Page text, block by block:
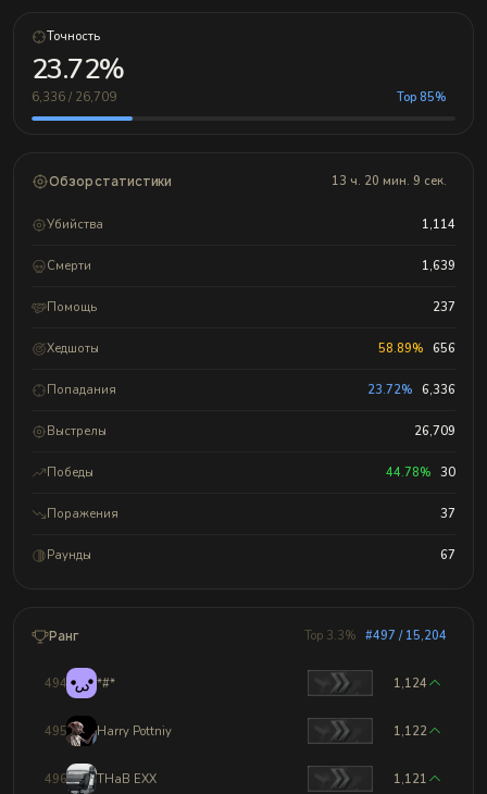
Точность
23.72%
6,336 / 26,709 Top 85%
Обзор статистики 13 ч. 20 мин. 9 сек.
Убийства 1,114
Смерти 1,639
Помощь 237
Хедшоты 58.89% 656
Попадания 23.72% 6,336
Выстрелы 26,709
Победы 44.78% 30
Поражения 37
Раунды 67
Ранг Top 3.3% #497 / 15,204
494 *#* 1,124
495 Harry Pottniy 1,122
496 THaB EXX 1,121